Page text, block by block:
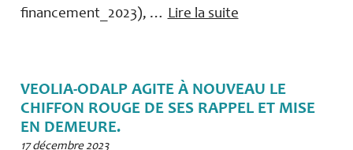
financement_2023), … Lire la suite
VEOLIA-ODALP AGITE À NOUVEAU LE
CHIFFON ROUGE DE SES RAPPEL ET MISE
EN DEMEURE.
17 décembre 2023